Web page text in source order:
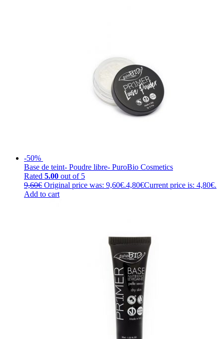
-50%
Base de teint- Poudre libre- PuroBio Cosmetics
Rated 5.00 out of 5
9,60€ Original price was: 9,60€.4,80€Current price is: 4,80€.
Add to cart